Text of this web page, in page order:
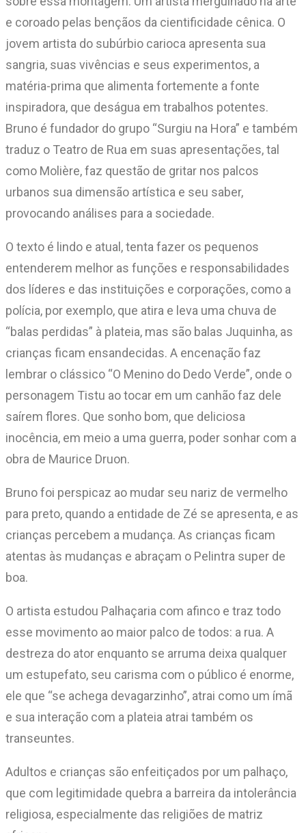
e coroado pelas bençãos da cientificidade cênica. O
jovem artista do subúrbio carioca apresenta sua
sangria, suas vivências e seus experimentos, a
matéria-prima que alimenta fortemente a fonte
inspiradora, que deságua em trabalhos potentes.
Bruno é fundador do grupo “Surgiu na Hora” e também
traduz o Teatro de Rua em suas apresentações, tal
como Molière, faz questão de gritar nos palcos
urbanos sua dimensão artística e seu saber,
provocando análises para a sociedade.
O texto é lindo e atual, tenta fazer os pequenos
entenderem melhor as funções e responsabilidades
dos líderes e das instituições e corporações, como a
polícia, por exemplo, que atira e leva uma chuva de
“balas perdidas” à plateia, mas são balas Juquinha, as
crianças ficam ensandecidas. A encenação faz
lembrar o clássico “O Menino do Dedo Verde”, onde o
personagem Tistu ao tocar em um canhão faz dele
saírem flores. Que sonho bom, que deliciosa
inocência, em meio a uma guerra, poder sonhar com a
obra de Maurice Druon.
Bruno foi perspicaz ao mudar seu nariz de vermelho
para preto, quando a entidade de Zé se apresenta, e as
crianças percebem a mudança. As crianças ficam
atentas às mudanças e abraçam o Pelintra super de
boa.
O artista estudou Palhaçaria com afinco e traz todo
esse movimento ao maior palco de todos: a rua. A
destreza do ator enquanto se arruma deixa qualquer
um estupefato, seu carisma com o público é enorme,
ele que “se achega devagarzinho”, atrai como um ímã
e sua interação com a plateia atrai também os
transeuntes.
Adultos e crianças são enfeitiçados por um palhaço,
que com legitimidade quebra a barreira da intolerância
religiosa, especialmente das religiões de matriz